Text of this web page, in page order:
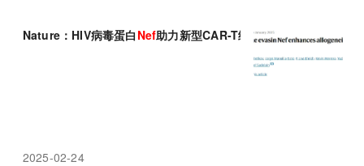
Nature：HIV病毒蛋白 Nef助力新型CAR-T细胞，打造无需定制、
2025-02-24